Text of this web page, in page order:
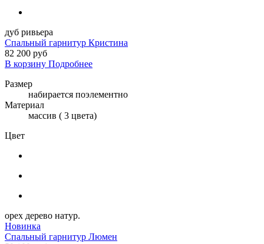
дуб ривьера
Спальный гарнитур Кристина
82 200 руб
В корзину Подробнее
Размер
набирается поэлементно
Материал
массив ( 3 цвета)
Цвет
орех дерево натур.
Новинка
Спальный гарнитур Люмен